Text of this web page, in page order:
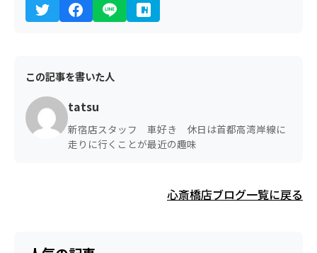
この記事を書いた人
tatsu
新宿店スタッフ 車好き 休日は首都高湾岸線に
走りに行くことが最近の趣味
心斎橋店ブログ一覧に戻る